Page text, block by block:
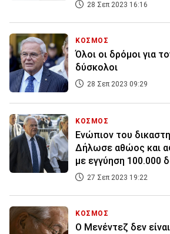
28 Σεπ 2023 16:16
ΚΟΣΜΟΣ
Όλοι οι δρόμοι για
δύσκολοι
28 Σεπ 2023 09:29
ΚΟΣΜΟΣ
Ενώπιον του
Δήλωσε αθώος και
με εγγύηση 100.000
27 Σεπ 2023 19:22
ΚΟΣΜΟΣ
Ο Μενέντεζ δεν